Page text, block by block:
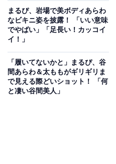
まるぴ、岩場で美ボディあらわ
なビキニ姿を披露！ 「いい意味
でやばい」「足長い！カッコイ
イ！」
「履いてないかと」まるぴ、谷
間あらわ＆太ももがギリギリま
で見える際どいショット！ 「何
と凄い谷間美人」